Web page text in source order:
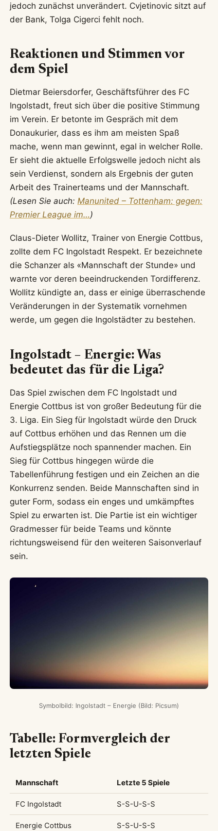
jedoch zunächst unverändert. Cvjetinovic sitzt auf
der Bank, Tolga Cigerci fehlt noch.
Reaktionen und Stimmen vor
dem Spiel
Dietmar Beiersdorfer, Geschäftsführer des FC
Ingolstadt, freut sich über die positive Stimmung
im Verein. Er betonte im Gespräch mit dem
Donaukurier, dass es ihm am meisten Spaß
mache, wenn man gewinnt, egal in welcher Rolle.
Er sieht die aktuelle Erfolgswelle jedoch nicht als
sein Verdienst, sondern als Ergebnis der guten
Arbeit des Trainerteams und der Mannschaft.
(Lesen Sie auch: Manunited – Tottenham: gegen:
Premier League im…)
Claus-Dieter Wollitz, Trainer von Energie Cottbus,
zollte dem FC Ingolstadt Respekt. Er bezeichnete
die Schanzer als «Mannschaft der Stunde» und
warnte vor deren beeindruckenden Tordifferenz.
Wollitz kündigte an, dass er einige überraschende
Veränderungen in der Systematik vornehmen
werde, um gegen die Ingolstädter zu bestehen.
Ingolstadt – Energie: Was
bedeutet das für die Liga?
Das Spiel zwischen dem FC Ingolstadt und
Energie Cottbus ist von großer Bedeutung für die
3. Liga. Ein Sieg für Ingolstadt würde den Druck
auf Cottbus erhöhen und das Rennen um die
Aufstiegsplätze noch spannender machen. Ein
Sieg für Cottbus hingegen würde die
Tabellenführung festigen und ein Zeichen an die
Konkurrenz senden. Beide Mannschaften sind in
guter Form, sodass ein enges und umkämpftes
Spiel zu erwarten ist. Die Partie ist ein wichtiger
Gradmesser für beide Teams und könnte
richtungsweisend für den weiteren Saisonverlauf
sein.
Symbolbild: Ingolstadt – Energie (Bild: Picsum)
Tabelle: Formvergleich der
letzten Spiele
Mannschaft Letzte 5 Spiele
FC Ingolstadt S-S-U-S-S
Energie Cottbus S-S-U-S-S